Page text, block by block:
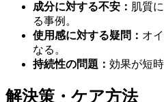
成分に対する不安： 肌質
る事例。
使用感に対する疑問： オ
なる。
持続性の問題： 効果が短
解決策・ケア方法